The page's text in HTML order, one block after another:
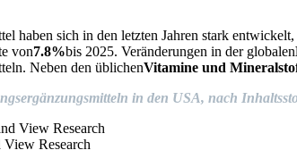
haben sich in den letzten Jahren stark
von7.8%bis 2025. Veränderungen in der globalen
Neben den üblichenVitamine und
in den USA, nach
Research